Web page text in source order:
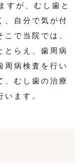
すが、むし歯と
、自分で気が付
で当院では、
とらえ、歯周病
周病検査を行い
、むし歯の治療
ます。